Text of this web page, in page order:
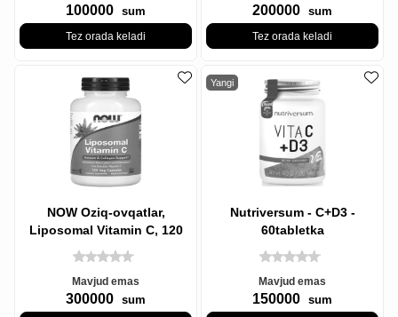
100000 sum
Tez orada keladi
200000 sum
Tez orada keladi
NOW Oziq-ovqatlar,
Liposomal Vitamin C, 120
Vegetarian Kapsül
Mavjud emas
300000 sum
Yangi
Nutriversum - C+D3 -
60tabletka
Mavjud emas
150000 sum